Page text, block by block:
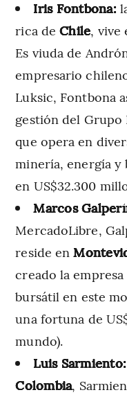
Iris Fontbona:
rica deChile, vive
Es viuda de
empresario
Luksic, Fontbona
gestión del Grupo
que opera en
minería, energía y
en US$32.300
Marcos
MercadoLibre,
reside en
creado la
bursátil en este
una fortuna de
mundo).
Luis Sarmiento:
Colombia,